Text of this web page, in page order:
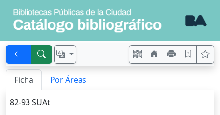
Ficha Por Áreas
82-93 SUAt